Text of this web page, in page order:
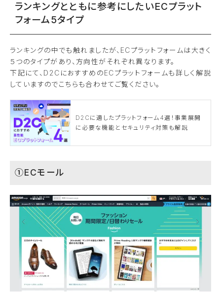
ランキングとともに参考にしたいECプラット
フォーム5タイプ
ランキングの中でも触れましたが、ECプラットフォームは大きく
５つのタイプがあり、方向性がそれぞれ異なります。
下記にて、D2CにおすすめのECプラットフォームも詳しく解説
していますのでこちらも合わせてご覧ください。
D2Cに適したプラットフォーム4選！事業展開
に必要な機能とセキュリティ対策も解説
①ECモール